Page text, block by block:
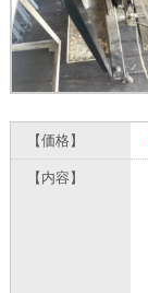
【価格】
【内容】